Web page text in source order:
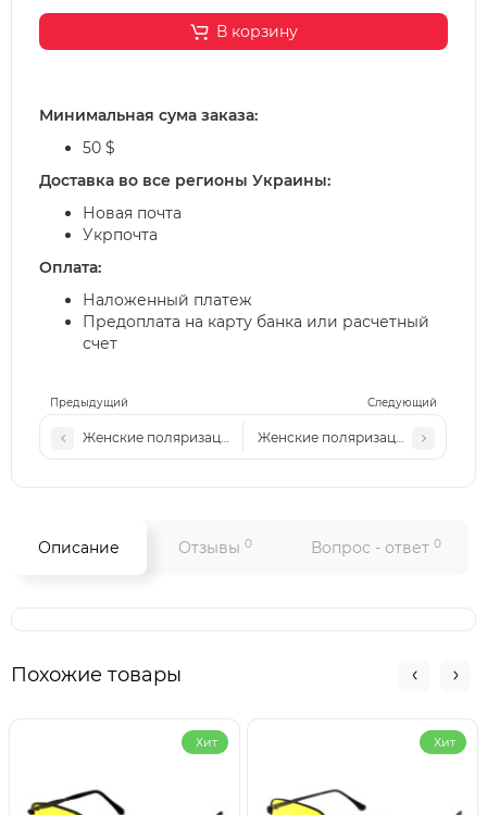
Предыдущий Следующий
Женские поляризационные солнцезащитные очки Р6901 с1
Женские поляризационные
В корзину
Минимальная сума заказа:
50 $
Доставка во все регионы Украины:
Новая почта
Укрпочта
Оплата:
Наложенный платеж
Предоплата на карту банка или расчетный
счет
Описание Отзывы 0 Вопрос - ответ 0
Похожие товары
Хит Хит